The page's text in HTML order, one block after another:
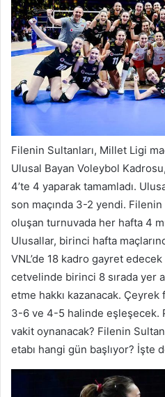
Filenin Sultanları, Millet Ligi
Ulusal Bayan Voleybol
4’te 4 yaparak tamamladı.
son maçında 3-2 yendi. Filenin
oluşan turnuvada her hafta 4
Ulusallar, birinci hafta
VNL’de 18 kadro gayret
cetvelinde birinci 8 sırada yer
etme hakkı kazanacak.
3-6 ve 4-5 halinde eşleşecek.
vakit oynanacak? Filenin
etabı hangi gün başlıyor? İşte